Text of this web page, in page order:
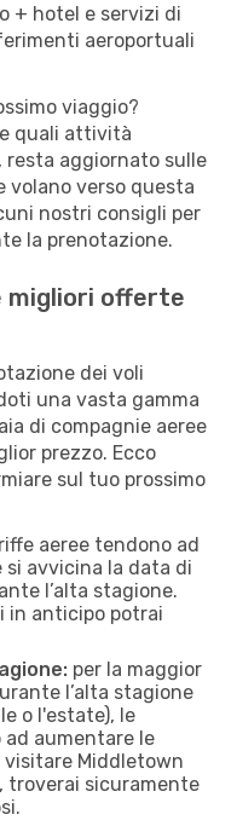
+ hotel e servizi di
aeroportuali
viaggio?
quali attività
resta aggiornato sulle
volano verso questa
nostri consigli per
la prenotazione.
migliori offerte
dei voli
una vasta gamma
di compagnie aeree
prezzo. Ecco
sul tuo prossimo
aeree tendono ad
si avvicina la data di
l’alta stagione.
in anticipo potrai
per la maggior
l’alta stagione
o l'estate), le
ad aumentare le
Middletown
troverai sicuramente